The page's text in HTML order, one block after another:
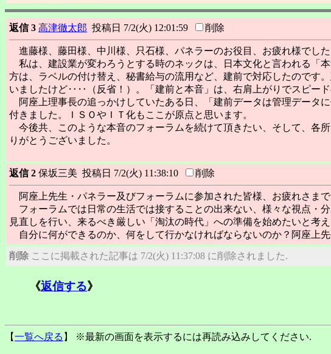
返信 3 高津徹太郎 投稿日 7/2(火) 12:01:59 削除
進藤様、藤田様、中川様、只石様、パネラーのお役目、お疲れ様でし
私は、建設業が変わろうとする時のネックは、日本文化と言われる「
方は、ラベルの付け替え、秘書給与の流用など、建前で対応したのです
いましたけど‥‥（反省！）。「建前と本音」は、右肩上がりでスピード
阿座上理事長の追っかけしていたある日、「建前データは管理データ
付きました。ＩＳＯやＩＴ化もここが原点と思います。
今後共、このような本音のフォーラムを続けて頂きたい、そして、各
りがとうございました。
返信 2 保坂三美 投稿日 7/2(火) 11:38:10 削除
阿座上先生・パネラー及びフォーラムに参加された皆様、お疲れさま
フォーラムでは日常の生活では接することの出来ない、様々な視点・
見直しを行い、来るべき厳しい「淘汰の時代」への準備を始めたいと考え
自分に何ができるのか、何をして行かなければならないのか？阿座上
削除 ここに掲載された記事は 7/2(火) 11:37:08 に削除されました.
《返信する》
【一覧へ戻る 】 ※最新の画面を表示するには再読み込みしてください.